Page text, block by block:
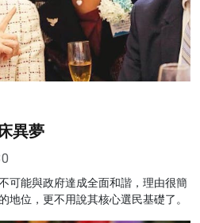
異夢
可能與政府達成全面和諧，理由很簡
地位，更不用說其核心選民基礎了。